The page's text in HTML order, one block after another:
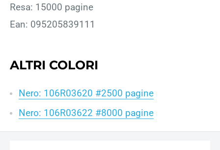
Resa: 15000 pagine
Ean: 095205839111
ALTRI COLORI
Nero: 106R03620 #2500 pagine
Nero: 106R03622 #8000 pagine